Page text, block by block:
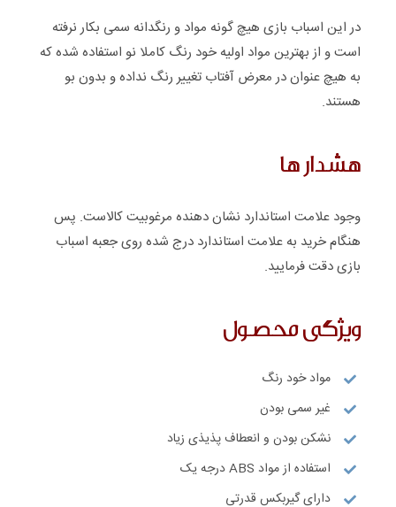
در این اسباب بازی هیچ گونه مواد و رنگدانه سمی بکار نرفته
است و از بهترین مواد اولیه خود رنگ کاملا نو استفاده شده که
به هیچ عنوان در معرض آفتاب تغییر رنگ نداده و بدون بو
هستند.
هشدار ها
وجود علامت استاندارد نشان دهنده مرغوبیت کالاست. پس
هنگام خرید به علامت استاندارد درج شده روی جعبه اسباب
بازی دقت فرمایید.
ویژگی محصول
مواد خود رنگ
غیر سمی بودن
نشکن بودن و انعطاف پذیذی زیاد
استفاده از مواد ABS درجه یک
دارای گیربکس قدرتی